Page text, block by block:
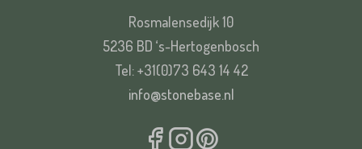
Rosmalensedijk 10
5236 BD ‘s-Hertogenbosch
Tel: +31(0)73 643 14 42
info@stonebase.nl